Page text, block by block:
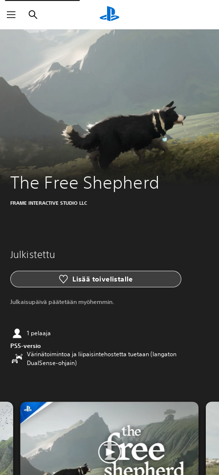
Haku
The Free Shepherd
FRAME INTERACTIVE STUDIO LLC
Julkistettu
Lisää toivelistalle
Julkaisupäivä päätetään myöhemmin.
1 pelaaja
PS5-versio
Värinätoimintoa ja liipaisintehostetta tuetaan (langaton
DualSense-ohjain)